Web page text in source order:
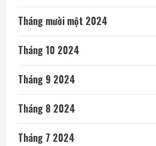
Tháng mười một 2024
Tháng 10 2024
Tháng 9 2024
Tháng 8 2024
Tháng 7 2024